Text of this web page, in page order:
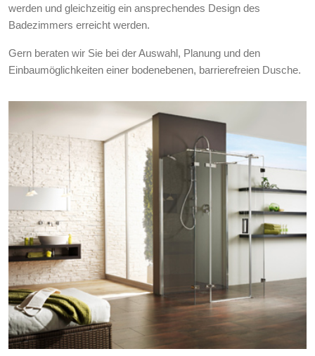
werden und gleichzeitig ein ansprechendes Design des
Badezimmers erreicht werden.
Gern beraten wir Sie bei der Auswahl, Planung und den
Einbaumöglichkeiten einer bodenebenen, barrierefreien Dusche.